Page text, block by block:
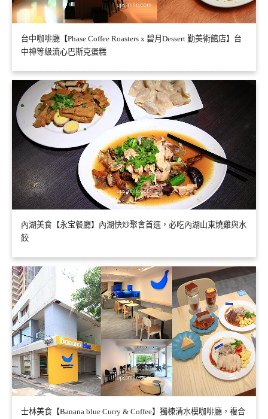
台中咖啡廳【Phase Coffee Roasters x 碧月Dessert 勤美術館店】台
中神等級流心巴斯克蛋糕
內湖美食【永宝餐廳】內湖快炒聚會首選，必吃內湖山東燒雞與水
餃
士林美食【Banana blue Curry & Coffee】獨棟清水模咖啡廳，複合